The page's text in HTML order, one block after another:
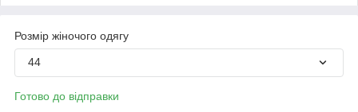
Розмір жіночого одягу
44
Готово до відправки